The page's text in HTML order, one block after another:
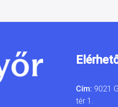
Cím: 9021
tér 1.